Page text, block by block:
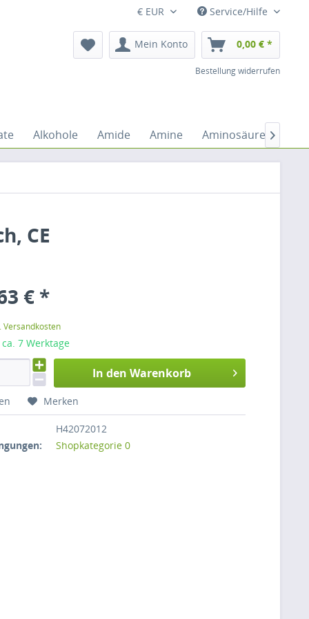
€ EUR Service/Hilfe
Mein Konto 0,00 € *
Bestellung widerrufen
Alkohole Amide Amine Aminosäuren
CE
€ *
Versandkosten
7 Werktage
In den Warenkorb
Merken
H42072012
Shopkategorie 0